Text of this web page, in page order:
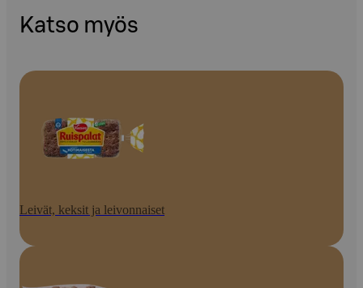
Katso myös
Leivät, keksit ja leivonnaiset